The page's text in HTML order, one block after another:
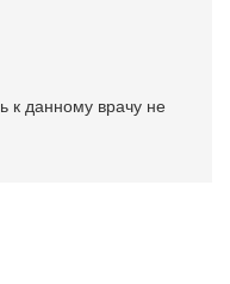
к данному врачу не